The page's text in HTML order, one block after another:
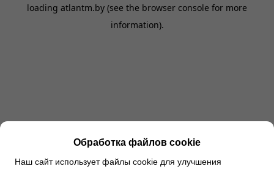
loading atlantm.by (see the browser console for more
information).
Обработка файлов cookie
Наш сайт использует файлы cookie для улучшения